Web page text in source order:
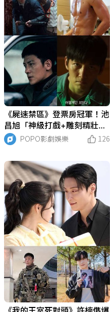
《屍速禁區》登票房冠軍！池
昌旭「神級打戲+雕刻精壯身
材」全網暴動！讓人夢回武打
男神「這些」代表作！
POPO影劇娛樂 126